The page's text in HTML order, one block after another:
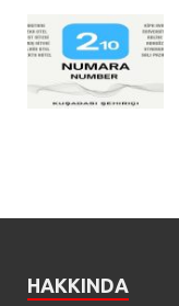
HAKKINDA